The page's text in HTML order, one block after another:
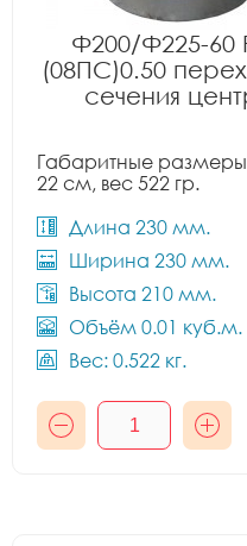
Ф200/Ф225-60
(08ПС)0.50
сечения
Габаритные размеры:
22 см, вес 522 гр.
Длина 230 мм.
Ширина 230 мм.
Высота 210 мм.
Объём 0.01 куб.м.
Вес: 0.522 кг.